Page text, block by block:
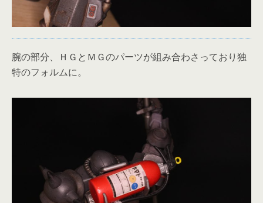
腕の部分、ＨＧとＭＧのパーツが組み合わさっており独
特のフォルムに。